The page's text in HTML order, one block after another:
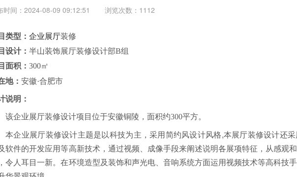
时间：2024-08-09 09:12:51 浏览次数： 1112
类型：企业展厅装修
设计：半山装饰展厅装修设计部B组
面积：300㎡
地：安徽·合肥市
说明：
该企业展厅装修设计项目位于安徽铜陵，面积约300平方。
本企业展厅装修设计主题是以科技为主，采用简约风设计风格,本展厅装修设计还
软件的开发应用等高新技术，通过视频、成像手段来阐述说明各展项特征，从感观
令人耳目一新。在环境造型及装饰和声光电、音响系统方面运用视频技术等高科技